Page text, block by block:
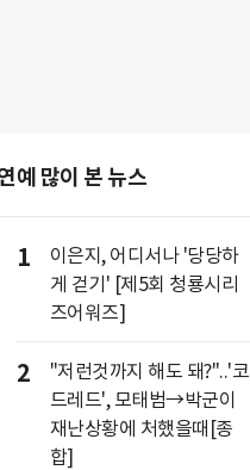
예 많이 본 뉴스
1
이은지, 어디서나 '당당하
게 걷기' [제5회 청룡시리
즈어워즈]
2
"저런것까지 해도 돼?"..'코
드레드', 모태범→박군이
재난상황에 처했을때[종
합]